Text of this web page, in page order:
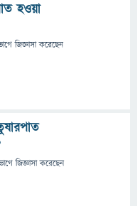
হওয়া
জিজ্ঞাসাকরেছেন
জিজ্ঞাসাকরেছেন